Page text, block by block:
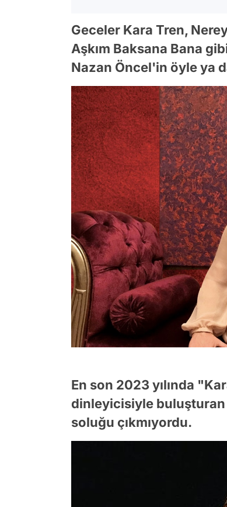
Geceler Kara Tren,
Aşkım Baksana Bana
Nazan Öncel'in öyle ya
En son 2023 yılında
dinleyicisiyle
soluğu çıkmıyordu.